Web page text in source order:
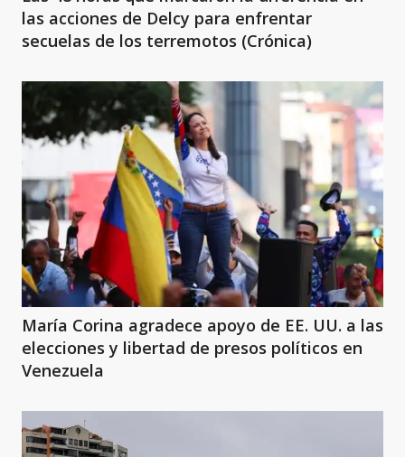
las acciones de Delcy para enfrentar
secuelas de los terremotos (Crónica)
María Corina agradece apoyo de EE. UU. a las
elecciones y libertad de presos políticos en
Venezuela